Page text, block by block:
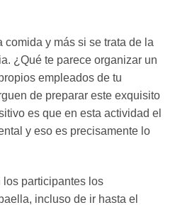
comida y más si se trata de la
¿Qué te parece organizar un
empleados de tu
de preparar este exquisito
es que en esta actividad el
y eso es precisamente lo
los participantes los
incluso de ir hasta el